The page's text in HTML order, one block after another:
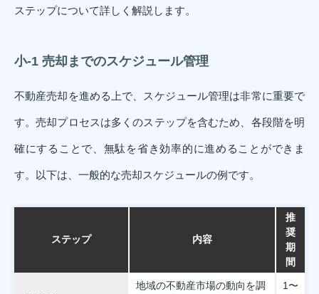
ステップについて詳しく解説します。
小-1 売却までのスケジュール管理
不動産売却を進める上で、スケジュール管理は非常に重要で
す。売却プロセスは多くのステップを含むため、各段階を明
確にすることで、無駄を省き効率的に進めることができま
す。以下は、一般的な売却スケジュールの例です。
ステップ 内容
推
奨
期
間
地域の不動産市場の動向を調
1〜